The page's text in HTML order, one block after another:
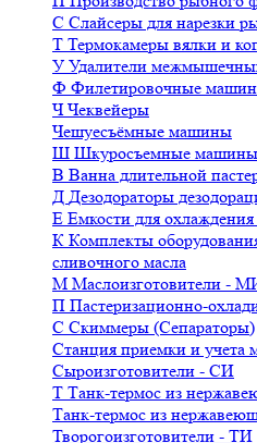
С Слайсеры для нарезки
Т Термокамеры вялки и
У Удалители
Ф Филетировочные
ЧЧеквейеры
Чешуесъёмные машины
Ш Шкуросъемные машины
В Ванна длительной
Д Дезодораторы
Е Емкости для
К Комплекты
сливочного масла
М Маслоизготовители -
П Пастеризационно-
С Скиммеры (Сепараторы)
Станция приемки и учета
Сыроизготовители - СИ
Т Танк-термос из
Танк-термос из
Творогоизготовители - ТИ